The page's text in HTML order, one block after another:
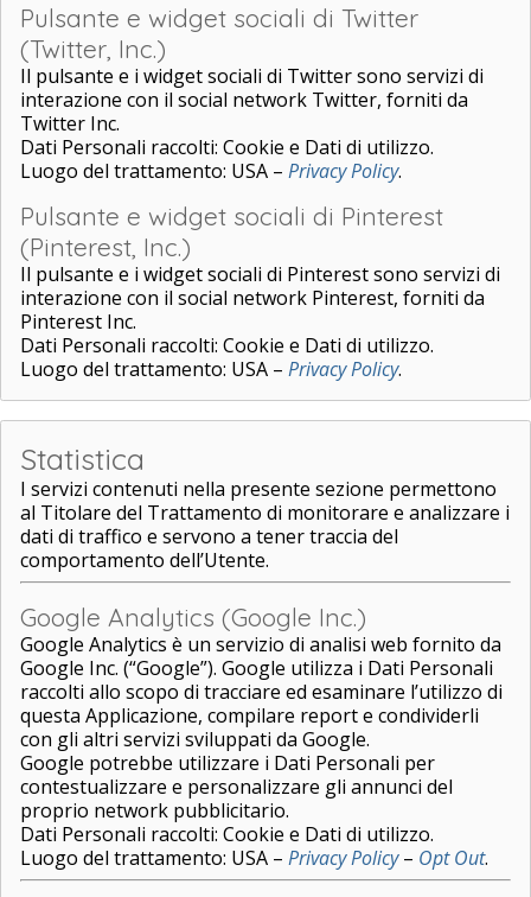
Pulsante e widget sociali di Twitter
(Twitter, Inc.)
Il pulsante e i widget sociali di Twitter sono servizi di
interazione con il social network Twitter, forniti da
Twitter Inc.
Dati Personali raccolti: Cookie e Dati di utilizzo.
Luogo del trattamento: USA – Privacy Policy.
Pulsante e widget sociali di Pinterest
(Pinterest, Inc.)
Il pulsante e i widget sociali di Pinterest sono servizi di
interazione con il social network Pinterest, forniti da
Pinterest Inc.
Dati Personali raccolti: Cookie e Dati di utilizzo.
Luogo del trattamento: USA – Privacy Policy.
Statistica
I servizi contenuti nella presente sezione permettono
al Titolare del Trattamento di monitorare e analizzare i
dati di traffico e servono a tener traccia del
comportamento dell’Utente.
Google Analytics (Google Inc.)
Google Analytics è un servizio di analisi web fornito da
Google Inc. (“Google”). Google utilizza i Dati Personali
raccolti allo scopo di tracciare ed esaminare l’utilizzo di
questa Applicazione, compilare report e condividerli
con gli altri servizi sviluppati da Google.
Google potrebbe utilizzare i Dati Personali per
contestualizzare e personalizzare gli annunci del
proprio network pubblicitario.
Dati Personali raccolti: Cookie e Dati di utilizzo.
Luogo del trattamento: USA – Privacy Policy– Opt Out.